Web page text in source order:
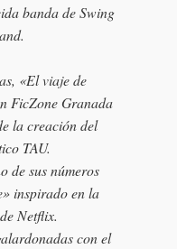
banda de Swing
«El viaje de
FicZone Granada
la creación del
TAU.
de sus números
inspirado en la
Netflix.
con el